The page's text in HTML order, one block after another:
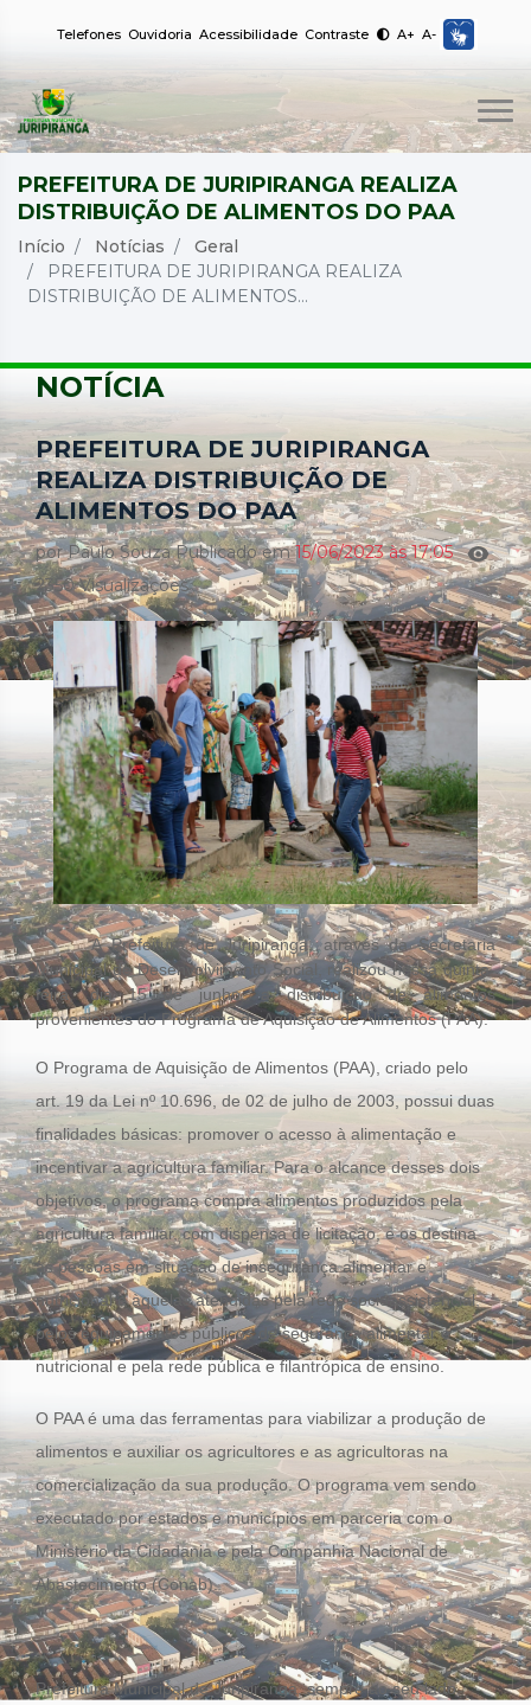
Telefones Ouvidoria Acessibilidade Contraste A+ A-
PREFEITURA DE JURIPIRANGA REALIZA
DISTRIBUIÇÃO DE ALIMENTOS DO PAA
Início Notícias
Geral
PREFEITURA DE JURIPIRANGA REALIZA
DISTRIBUIÇÃO DE ALIMENTOS...
NOTÍCIA
PREFEITURA DE JURIPIRANGA
REALIZA DISTRIBUIÇÃO DE
ALIMENTOS DO PAA
por Paulo Souza Publicado em15/06/2023 às 17:05
2350 Visualizações
A Prefeitura de Juripiranga, através da Secretaria
Municipal de Desenvolvimento Social, realizou nessa quinta-
feira, dia 15 de junho, a distribuição de alimentos
provenientes do Programa de Aquisição de Alimentos (PAA).
O Programa de Aquisição de Alimentos (PAA), criado pelo
art. 19 da Lei nº 10.696, de 02 de julho de 2003, possui duas
finalidades básicas: promover o acesso à alimentação e
incentivar a agricultura familiar. Para o alcance desses dois
objetivos, o programa compra alimentos produzidos pela
agricultura familiar, com dispensa de licitação, e os destina
às pessoas em situação de insegurança alimentar e
nutricional e àquelas atendidas pela rede socioassistencial,
pelos equipamentos públicos de segurança alimentar e
nutricional e pela rede pública e filantrópica de ensino.
O PAA é uma das ferramentas para viabilizar a produção de
alimentos e auxiliar os agricultores e as agricultoras na
comercialização da sua produção. O programa vem sendo
executado por estados e municípios em parceria com o
Ministério da Cidadania e pela Companhia Nacional de
Abastecimento (Conab).
Prefeitura Municipal de Juripiranga, sempre ao seu lado.